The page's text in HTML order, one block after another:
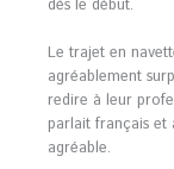
dès le début.
Le trajet en
agréablement
redire à leur
parlait français et
agréable.